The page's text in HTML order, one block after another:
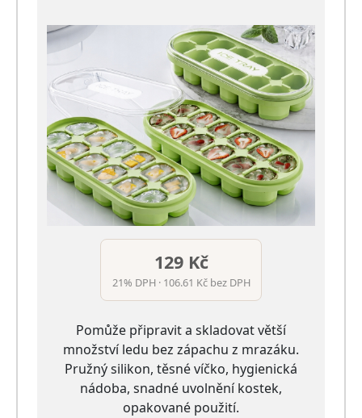
129 Kč
21% DPH · 106.61 Kč bez DPH
Pomůže připravit a skladovat větší
množství ledu bez zápachu z mrazáku.
Pružný silikon, těsné víčko, hygienická
nádoba, snadné uvolnění kostek,
opakované použití.